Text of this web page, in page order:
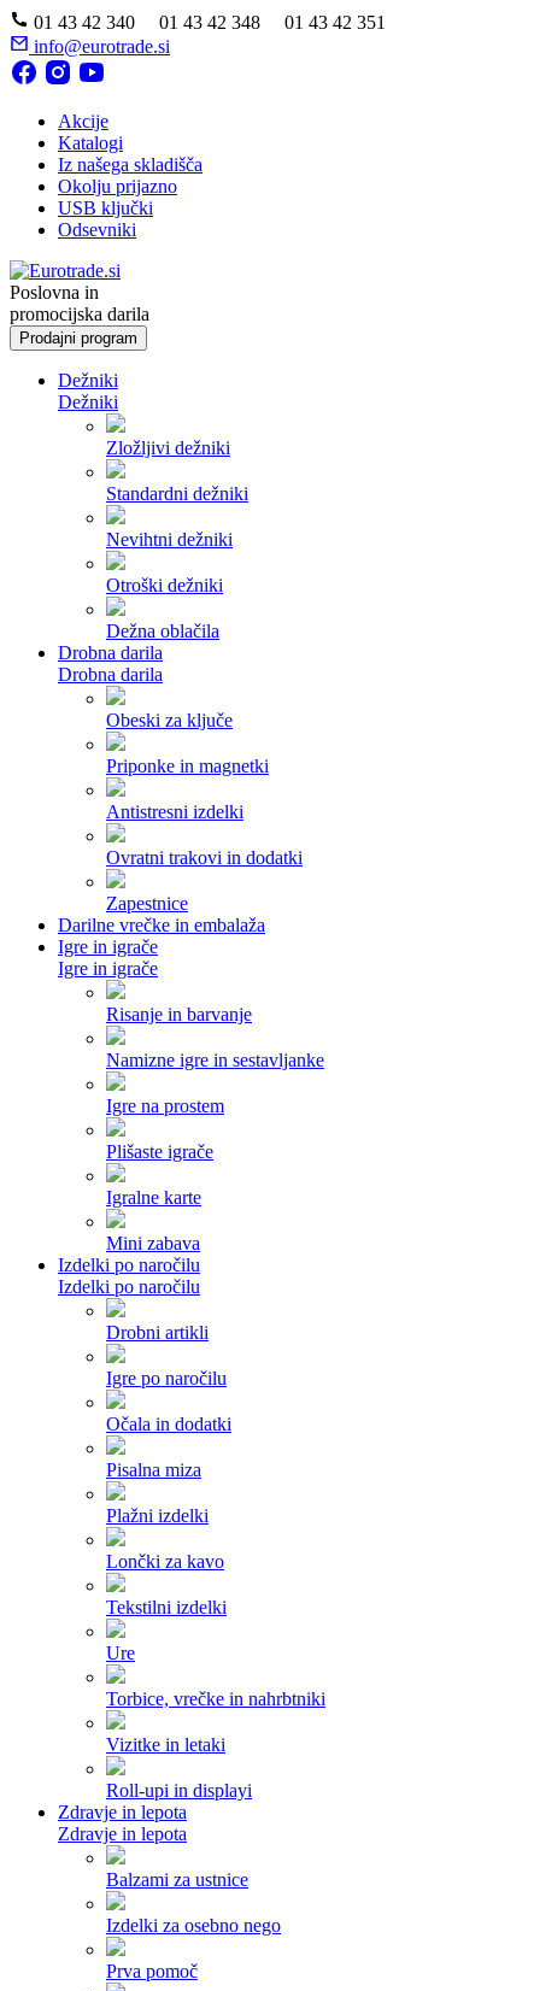
01 43 42 340 01 43 42 348 01 43 42 351
info@eurotrade.si
Akcije
Katalogi
Iz našega skladišča
Okolju prijazno
USB ključki
Odsevniki
Poslovna in
promocijska darila
Prodajni program
Dežniki
Dežniki
Zložljivi dežniki
Standardni dežniki
Nevihtni dežniki
Otroški dežniki
Dežna oblačila
Drobna darila
Drobna darila
Obeski za ključe
Priponke in magnetki
Antistresni izdelki
Ovratni trakovi in dodatki
Zapestnice
Darilne vrečke in embalaža
Igre in igrače
Igre in igrače
Risanje in barvanje
Namizne igre in sestavljanke
Igre na prostem
Plišaste igrače
Igralne karte
Mini zabava
Izdelki po naročilu
Izdelki po naročilu
Drobni artikli
Igre po naročilu
Očala in dodatki
Pisalna miza
Plažni izdelki
Lončki za kavo
Tekstilni izdelki
Ure
Torbice, vrečke in nahrbtniki
Vizitke in letaki
Roll-upi in displayi
Zdravje in lepota
Zdravje in lepota
Balzami za ustnice
Izdelki za osebno nego
Prva pomoč